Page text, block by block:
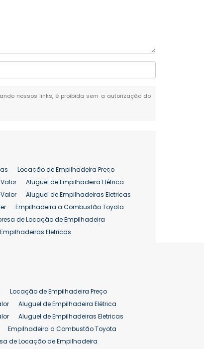
nossos links, é proibida sem a autorização do
Locação de Empilhadeira Preço
Aluguel de Empilhadeira Elétrica
Aluguel de Empilhadeiras Eletricas
Empilhadeira a Combustão Toyota
de Locação de Empilhadeira
Eletricas
Preço de Empilhadeira 25 ton
Locação de Empilhadeira Preço
Aluguel de Empilhadeira Elétrica
Aluguel de Empilhadeiras Eletricas
Empilhadeira a Combustão Toyota
de Locação de Empilhadeira